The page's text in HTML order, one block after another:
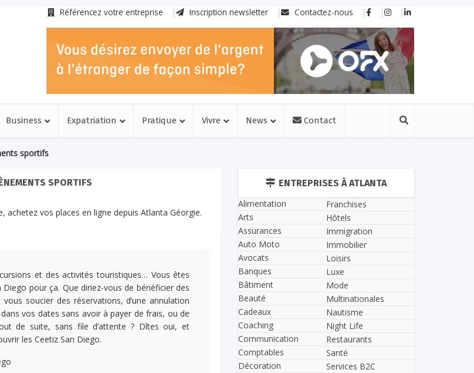
Référencez votre entreprise Inscription newsletter Contactez-nous
Business Expatriation Pratique Vivre News Contact
sportifs
SPORTIFS
vos places en ligne depuis Atlanta Géorgie.
et des activités touristiques… Vous êtes
Diego pour ça. Que diriez-vous de bénéficier des
soucier des réservations, d’une annulation
vos dates sans avoir à payer de frais, ou de
de suite, sans file d’attente ? Dîtes oui, et
les Ceetiz San Diego.
ENTREPRISES À ATLANTA
Alimentation
Arts
Assurances
Auto Moto
Avocats
Banques
Bâtiment
Beauté
Cadeaux
Coaching
Communication
Comptables
Décoration
Franchises
Hôtels
Immigration
Immobilier
Loisirs
Luxe
Mode
Multinationales
Nautisme
Night Life
Restaurants
Santé
Services B2C